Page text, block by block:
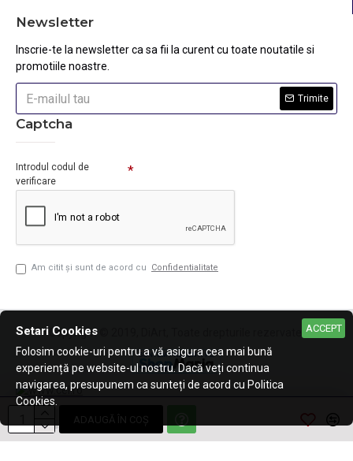
ADAUGĂ ÎN COŞ
Newsletter
Inscrie-te la newsletter ca sa fii la curent cu toate noutatile si
promotiile noastre.
Trimite
Captcha
Introdul codul de
verificare
Am citit şi sunt de acord cu Confidentialitate
Copyright © 2019, DiArt, Toate drepturile rezervate. ACCEPT
Setari Cookies
Folosim cookie-uri pentru a vă asigura cea mai bună
experiență pe website-ul nostru. Dacă veți continua
navigarea, presupunem ca sunteți de acord cu Politica
Cookies.